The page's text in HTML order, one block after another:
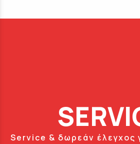
Service & δωρεάν έλεγχος